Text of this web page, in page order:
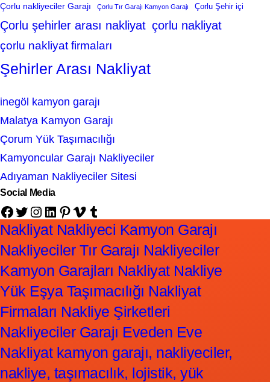
Çorlu nakliyeciler Garajı Çorlu Tır Garajı Kamyon Garajı Çorlu Şehir içi
Çorlu şehirler arası nakliyat çorlu nakliyat
çorlu nakliyat firmaları
Şehirler Arası Nakliyat
inegöl kamyon garajı
Malatya Kamyon Garajı
Çorum Yük Taşımacılığı
Kamyoncular Garajı Nakliyeciler
Adıyaman Nakliyeciler Sitesi
Social Media
Facebook Twitter Instagram LinkedIn Pinterest Vimeo Tumblr
Nakliyat Nakliyeci Kamyon Garajı
Nakliyeciler Tır Garajı Nakliyeciler
Kamyon Garajları Nakliyat Nakliye
Yük Eşya Taşımacılığı Nakliyat
Firmaları Nakliye Şirketleri
Nakliyeciler Garajı Eveden Eve
Nakliyat kamyon garajı, nakliyeciler,
nakliye, taşımacılık, lojistik, yük